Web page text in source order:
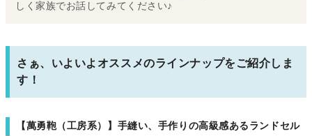
しく家族でお話してみてください♪
さぁ、いよいよオススメのラインナップをご紹介しま
す！
【萬勇鞄（工房系）】手縫い、手作りの高級感あるランドセル